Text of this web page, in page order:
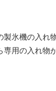
製氷機の入れ
専用の入れ物